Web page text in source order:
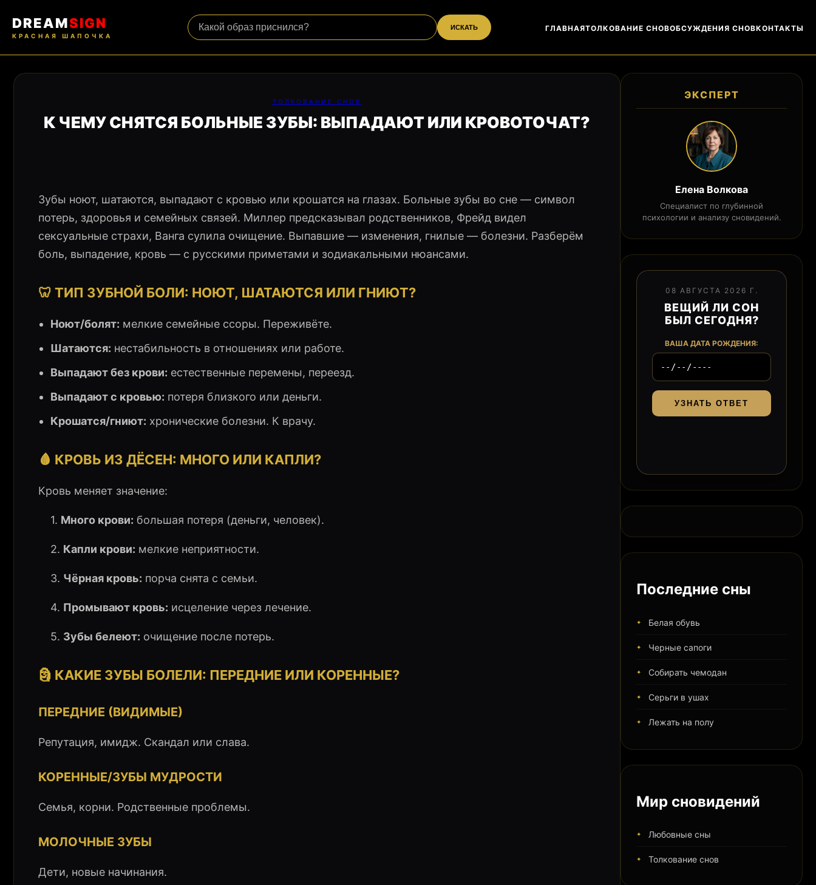
DREAMSIGN
КРАСНАЯ ШАПОЧКА
ИСКАТЬ ГЛАВНАЯТОЛКОВАНИЕ СНОВОБСУЖДЕНИЯ СНОВКОНТАКТЫ
ТОЛКОВАНИЕ СНОВ
К ЧЕМУ СНЯТСЯ БОЛЬНЫЕ ЗУБЫ: ВЫПАДАЮТ ИЛИ КРОВОТОЧАТ?
Зубы ноют, шатаются, выпадают с кровью или крошатся на глазах. Больные зубы во сне — символ
потерь, здоровья и семейных связей. Миллер предсказывал родственников, Фрейд видел
сексуальные страхи, Ванга сулила очищение. Выпавшие — изменения, гнилые — болезни. Разберём
боль, выпадение, кровь — с русскими приметами и зодиакальными нюансами.
🦷 ТИП ЗУБНОЙ БОЛИ: НОЮТ, ШАТАЮТСЯ ИЛИ ГНИЮТ?
Ноют/болят: мелкие семейные ссоры. Переживёте.
Шатаются: нестабильность в отношениях или работе.
Выпадают без крови: естественные перемены, переезд.
Выпадают с кровью: потеря близкого или деньги.
Крошатся/гниют: хронические болезни. К врачу.
🩸 КРОВЬ ИЗ ДЁСЕН: МНОГО ИЛИ КАПЛИ?
Кровь меняет значение:
1. Много крови: большая потеря (деньги, человек).
2. Капли крови: мелкие неприятности.
3. Чёрная кровь: порча снята с семьи.
4. Промывают кровь: исцеление через лечение.
5. Зубы белеют: очищение после потерь.
🗿 КАКИЕ ЗУБЫ БОЛЕЛИ: ПЕРЕДНИЕ ИЛИ КОРЕННЫЕ?
ПЕРЕДНИЕ (ВИДИМЫЕ)
Репутация, имидж. Скандал или слава.
КОРЕННЫЕ/ЗУБЫ МУДРОСТИ
Семья, корни. Родственные проблемы.
МОЛОЧНЫЕ ЗУБЫ
Дети, новые начинания.
ЭКСПЕРТ
Елена Волкова
Специалист по глубинной
психологии и анализу сновидений.
08 АВГУСТА 2026 Г.
ВЕЩИЙ ЛИ СОН
БЫЛ СЕГОДНЯ?
ВАША ДАТА РОЖДЕНИЯ:
УЗНАТЬ ОТВЕТ
Последние сны
Белая обувь
Черные сапоги
Собирать чемодан
Серьги в ушах
Лежать на полу
Мир сновидений
Любовные сны
Толкование снов